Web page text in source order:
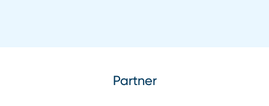
Partner